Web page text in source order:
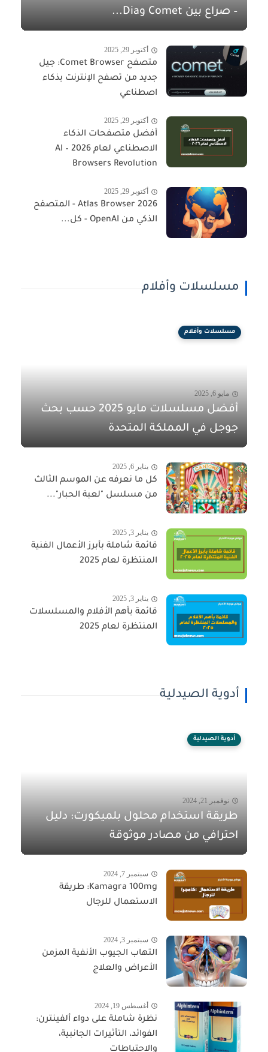
– صراع بين Comet وDia...
أكتوبر 29, 2025
متصفح Comet Browser: جيل
جديد من تصفح الإنترنت بذكاء
اصطناعي
أكتوبر 29, 2025
أفضل متصفحات الذكاء
الاصطناعي لعام 2026 – AI
Browsers Revolution
أكتوبر 29, 2025
Atlas Browser 2026 - المتصفح
الذكي من OpenAI - كل...
مسلسلات وأفلام
مسلسلات وأفلام
مايو 6, 2025
أفضل مسلسلات مايو 2025 حسب بحث
جوجل في المملكة المتحدة
يناير 6, 2025
كل ما نعرفه عن الموسم الثالث
من مسلسل "لعبة الحبار"...
يناير 3, 2025
قائمة شاملة بأبرز الأعمال الفنية
المنتظرة لعام 2025
يناير 3, 2025
قائمة بأهم الأفلام والمسلسلات
المنتظرة لعام 2025
أدوية الصيدلية
أدوية الصيدلية
نوفمبر 21, 2024
طريقة استخدام محلول بلميكورت: دليل
احترافي من مصادر موثوقة
سبتمبر 7, 2024
Kamagra 100mg: طريقة
الاستعمال للرجال
سبتمبر 3, 2024
التهاب الجيوب الأنفية المزمن
الأعراض والعلاج
أغسطس 19, 2024
نظرة شاملة على دواء ألفينترن:
الفوائد، التأثيرات الجانبية،
والاحتياطات